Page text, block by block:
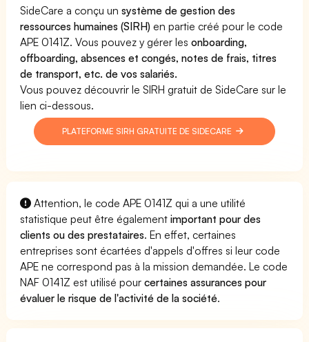
SideCare a conçu unsystème de gestion des
ressources humaines (SIRH) en partie créé pour le code
APE 0141Z. Vous pouvez y gérer lesonboarding,
offboarding, absences et congés, notes de frais, titres
de transport, etc. de vos salariés.
Vous pouvez découvrir le SIRH gratuit de SideCare sur le
lien ci-dessous.
PLATEFORME SIRH GRATUITE DE SIDECARE
Attention, le code APE 0141Z qui a une utilité
statistique peut être égalementimportant pour des
clients ou des prestataires. En effet, certaines
entreprises sont écartées d'appels d'offres si leur code
APE ne correspond pas à la mission demandée. Le code
NAF 0141Z est utilisé pourcertaines assurances pour
évaluer le risque de l'activité de la société.